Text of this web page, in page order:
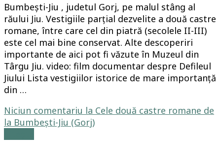
Bumbești-Jiu , judetul Gorj, pe malul stâng al
răului Jiu. Vestigiile parțial dezvelite a două castre
romane, între care cel din piatră (secolele II-III)
este cel mai bine conservat. Alte descoperiri
importante de aici pot fi văzute în Muzeul din
Târgu Jiu. video: film documentar despre Defileul
Jiului Lista vestigiilor istorice de mare importanță
din …
Niciun comentariu la Cele două castre romane de
la Bumbești-Jiu (Gorj)